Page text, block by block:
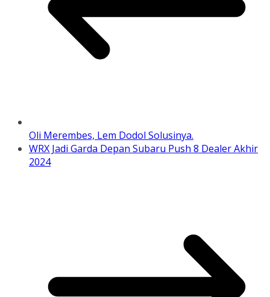
Oli Merembes, Lem Dodol Solusinya.
WRX Jadi Garda Depan Subaru Push 8 Dealer Akhir
2024